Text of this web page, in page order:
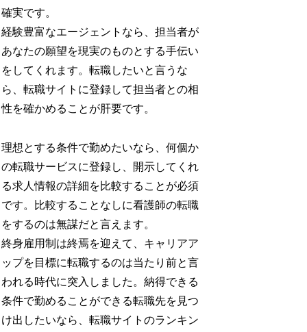
確実です。
経験豊富なエージェントなら、担当者が
あなたの願望を現実のものとする手伝い
をしてくれます。転職したいと言うな
ら、転職サイトに登録して担当者との相
性を確かめることが肝要です。
理想とする条件で勤めたいなら、何個か
の転職サービスに登録し、開示してくれ
る求人情報の詳細を比較することが必須
です。比較することなしに看護師の転職
をするのは無謀だと言えます。
終身雇用制は終焉を迎えて、キャリアア
ップを目標に転職するのは当たり前と言
われる時代に突入しました。納得できる
条件で勤めることができる転職先を見つ
け出したいなら、転職サイトのランキン